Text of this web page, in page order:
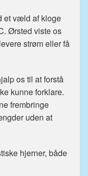
et væld af kloge
Ørsted viste os
strøm eller få
os til at forstå
kunne forklare.
frembringe
uden at
hjerner, både